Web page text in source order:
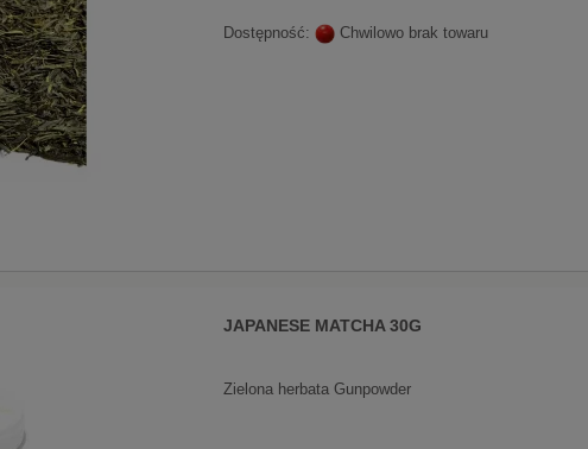
Dostępność: Chwilowo brak towaru
JAPANESE MATCHA 30G
Zielona herbata Gunpowder